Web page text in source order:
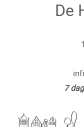
De
7